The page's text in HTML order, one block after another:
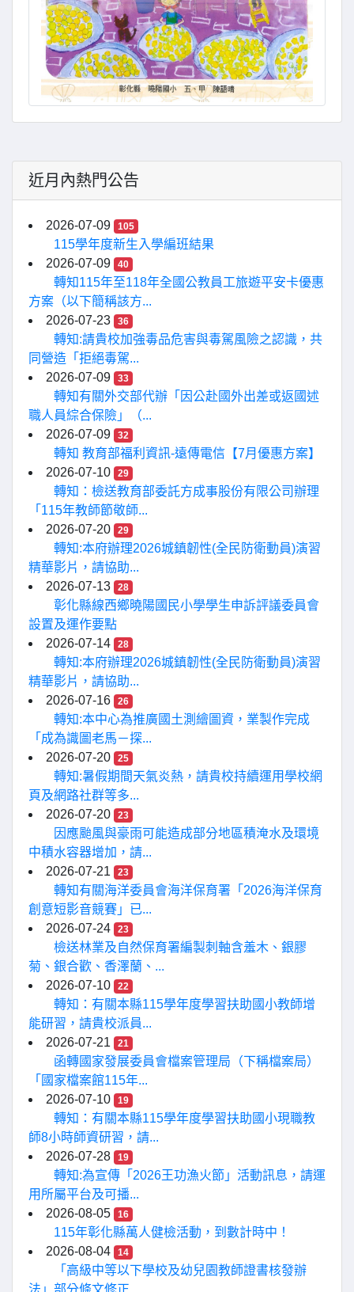
近月內熱門公告
2026-07-09 105
115學年度新生入學編班結果
2026-07-09
40
轉知115年至118年全國公教員工旅遊平安卡優惠
方案（以下簡稱該方...
2026-07-23
36
轉知:請貴校加強毒品危害與毒駕風險之認識，共
同營造「拒絕毒駕...
2026-07-09
33
轉知有關外交部代辦「因公赴國外出差或返國述
職人員綜合保險」（...
2026-07-09
32
轉知 教育部福利資訊-遠傳電信【7月優惠方案】
2026-07-10
29
轉知：檢送教育部委託方成事股份有限公司辦理
「115年教師節敬師...
2026-07-20
29
轉知:本府辦理2026城鎮韌性(全民防衛動員)演習
精華影片，請協助...
2026-07-13
28
彰化縣線西鄉曉陽國民小學學生申訴評議委員會
設置及運作要點
2026-07-14
28
轉知:本府辦理2026城鎮韌性(全民防衛動員)演習
精華影片，請協助...
2026-07-16
26
轉知:本中心為推廣國土測繪圖資，業製作完成
「成為識圖老馬－探...
2026-07-20
25
轉知:暑假期間天氣炎熱，請貴校持續運用學校網
頁及網路社群等多...
2026-07-20
23
因應颱風與豪雨可能造成部分地區積淹水及環境
中積水容器增加，請...
2026-07-21
23
轉知有關海洋委員會海洋保育署「2026海洋保育
創意短影音競賽」已...
2026-07-24
23
檢送林業及自然保育署編製刺軸含羞木、銀膠
菊、銀合歡、香澤蘭、...
2026-07-10
22
轉知：有關本縣115學年度學習扶助國小教師增
能研習，請貴校派員...
2026-07-21
21
函轉國家發展委員會檔案管理局（下稱檔案局）
「國家檔案館115年...
2026-07-10
19
轉知：有關本縣115學年度學習扶助國小現職教
師8小時師資研習，請...
2026-07-28
19
轉知:為宣傳「2026王功漁火節」活動訊息，請運
用所屬平台及可播...
2026-08-05
16
115年彰化縣萬人健檢活動，到數計時中！
2026-08-04
14
「高級中等以下學校及幼兒園教師證書核發辦
法」部分條文修正